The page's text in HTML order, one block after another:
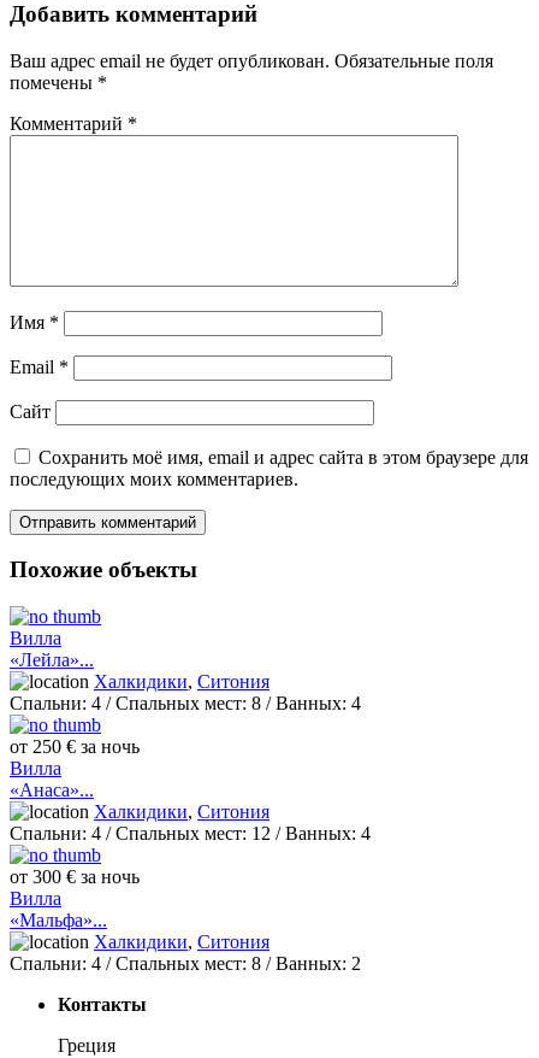
Добавить комментарий
Ваш адрес email не будет опубликован. Обязательные поля
помечены *
Комментарий *
Имя *
Email *
Сайт
Сохранить моё имя, email и адрес сайта в этом браузере для
последующих моих комментариев.
Похожие объекты
Вилла
«Лейла»...
Халкидики, Ситония
Спальни: 4 / Спальных мест: 8 /Ванных: 4
от 250 € за ночь
Вилла
«Анаса»...
Халкидики, Ситония
Спальни: 4 / Спальных мест: 12 /Ванных: 4
от 300 € за ночь
Вилла
«Мальфа»...
Халкидики, Ситония
Спальни: 4 / Спальных мест: 8 /Ванных: 2
Контакты
Греция